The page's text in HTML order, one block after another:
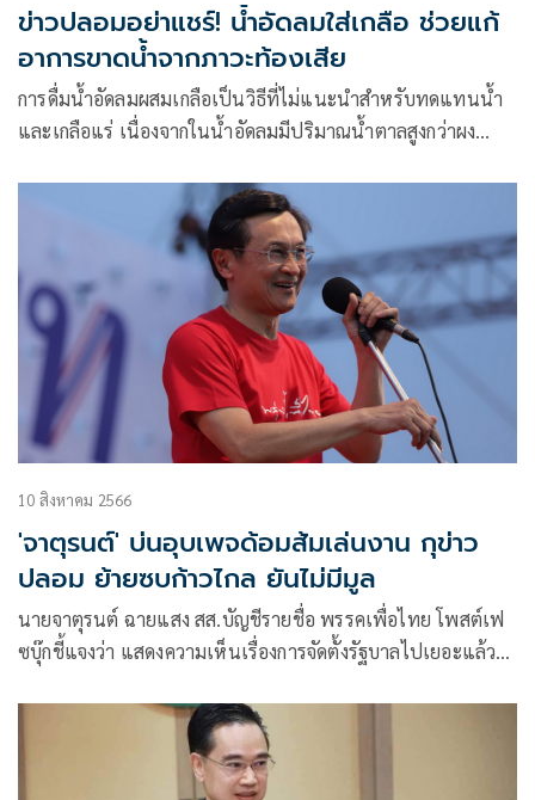
ข่าวปลอมอย่าแชร์! น้ำอัดลมใส่เกลือ ช่วยแก้
อาการขาดน้ำจากภาวะท้องเสีย
การดื่มน้ำอัดลมผสมเกลือเป็นวิธีที่ไม่แนะนำสำหรับทดแทนน้ำ
และเกลือแร่ เนื่องจากในน้ำอัดลมมีปริมาณน้ำตาลสูงกว่าผง
10 สิงหาคม 2566
'จาตุรนต์' บ่นอุบเพจด้อมส้มเล่นงาน กุข่าว
ปลอม ย้ายซบก้าวไกล ยันไม่มีมูล
นายจาตุรนต์ ฉายแสง สส.บัญชีรายชื่อ พรรคเพื่อไทย โพสต์เฟ
ซบุ๊กชี้แจงว่า แสดงความเห็นเรื่องการจัดตั้งรัฐบาลไปเยอะแล้ว